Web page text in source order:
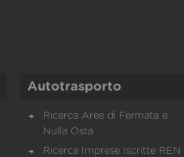
Autotrasporto
Ricerca Aree di Fermata e
Nulla Osta
Ricerca Imprese Iscritte REN